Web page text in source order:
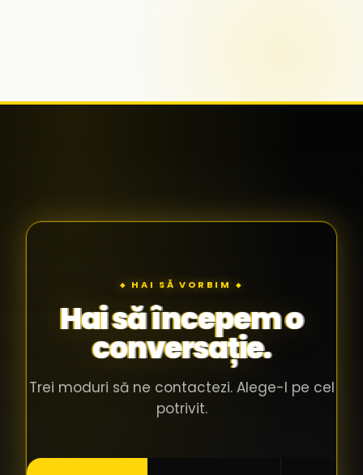
◆ HAI SĂ VORBIM ◆
Hai să începem o
conversație.
Trei moduri să ne contactezi. Alege-l pe cel
potrivit.